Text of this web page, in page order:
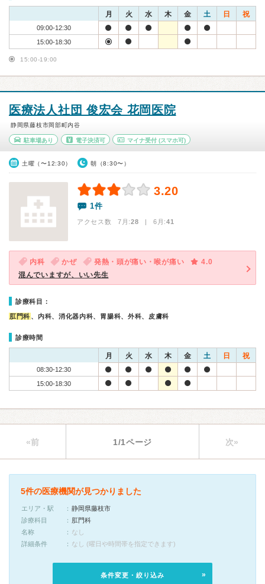
月 火 水 木 金 土 日 祝
09:00-12:30
15:00-18:30
15:00-19:00
医療法人社団 俊宏会 花岡医院
静岡県藤枝市岡部町内谷
駐車場あり 電子決済可 マイナ受付 (スマホ可)
土曜（〜12:30） 朝（8:30〜）
3.20
1件
アクセス数 7月:28 | 6月:41
内科 かぜ 発熱・頭が痛い・喉が痛い
4.0
混んでいますが、いい先生
診療科目：
肛門科 、内科、消化器内科、胃腸科、外科、皮膚科
診療時間
月 火 水 木 金 土 日 祝
08:30-12:30
15:00-18:30
«前 1/1ページ 次»
5件の医療機関が見つかりました
エリア・駅
静岡県藤枝市
診療科目
肛門科
名称
なし
詳細条件
なし (曜日や時間帯を指定できます)
条件変更・絞り込み